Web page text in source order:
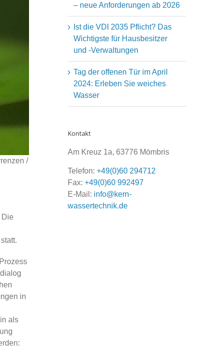
/
Die
in
als
– neue Anforderungen ab 2026
Ist die VDI 2035 Pflicht? Das
Wichtigste für Hausbesitzer
und -Verwaltungen
Tag der offenen Tür im April
2024: Erleben Sie weiches
Wasser
Kontakt
Am Kreuz 1a, 63776 Mömbris
Telefon:+49(0)60 294712
Fax:+49(0)60 992497
E-Mail: info@kern-
wassertechnik.de